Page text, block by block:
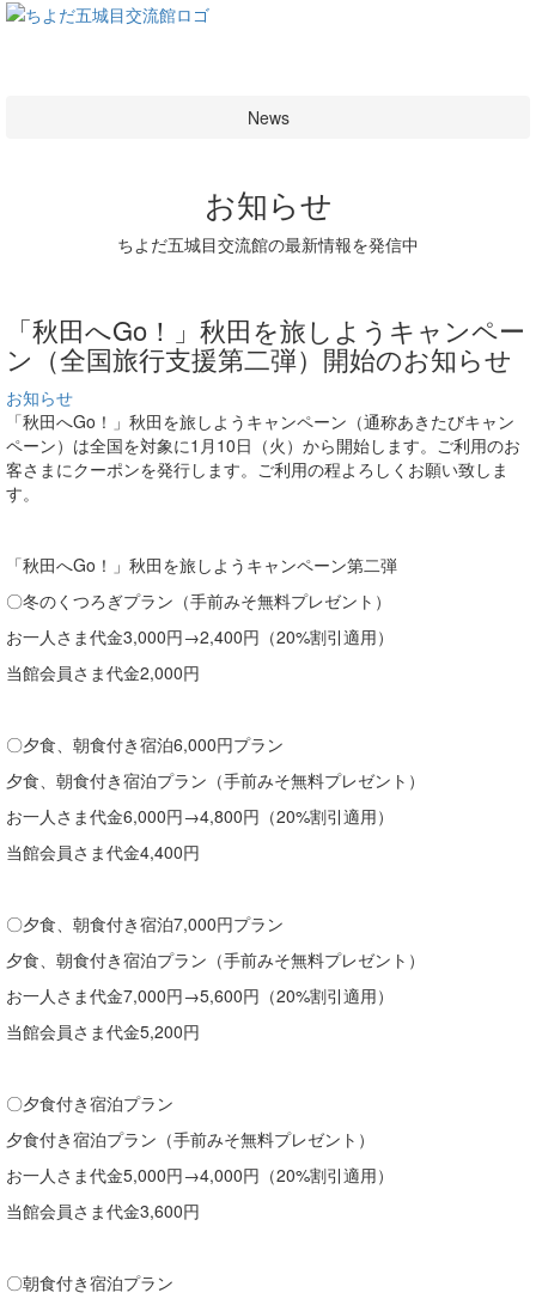
News
お知らせ
ちよだ五城目交流館の最新情報を発信中
「秋田へGo！」秋田を旅しようキャンペー
ン（全国旅行支援第二弾）開始のお知らせ
お知らせ
「秋田へGo！」秋田を旅しようキャンペーン（通称あきたびキャン
ペーン）は全国を対象に1月10日（火）から開始します。ご利用のお
客さまにクーポンを発行します。ご利用の程よろしくお願い致しま
す。
「秋田へGo！」秋田を旅しようキャンペーン第二弾
〇冬のくつろぎプラン（手前みそ無料プレゼント）
お一人さま代金3,000円→2,400円（20%割引適用）
当館会員さま代金2,000円
〇夕食、朝食付き宿泊6,000円プラン
夕食、朝食付き宿泊プラン（手前みそ無料プレゼント）
お一人さま代金6,000円→4,800円（20%割引適用）
当館会員さま代金4,400円
〇夕食、朝食付き宿泊7,000円プラン
夕食、朝食付き宿泊プラン（手前みそ無料プレゼント）
お一人さま代金7,000円→5,600円（20%割引適用）
当館会員さま代金5,200円
〇夕食付き宿泊プラン
夕食付き宿泊プラン（手前みそ無料プレゼント）
お一人さま代金5,000円→4,000円（20%割引適用）
当館会員さま代金3,600円
〇朝食付き宿泊プラン